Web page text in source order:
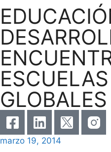
ESCUELAS
GLOBALES
marzo 19, 2014